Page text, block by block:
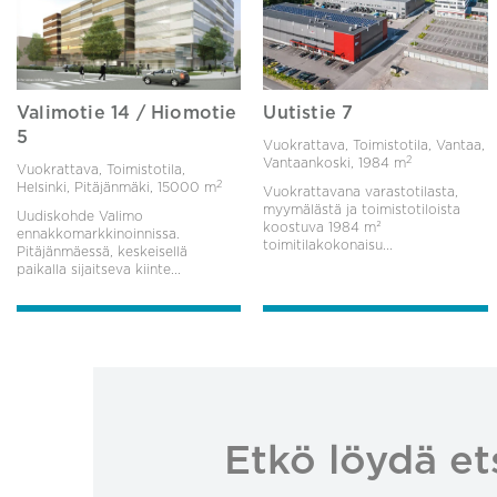
Valimotie 14 / Hiomotie
5
Vuokrattava, Toimistotila,
Helsinki, Pitäjänmäki, 15000 m2
Uudiskohde Valimo
ennakkomarkkinoinnissa.
Pitäjänmäessä, keskeisellä
paikalla sijaitseva kiinte...
Uutistie 7
Vuokrattava, Toimistotila, Vantaa,
Vantaankoski,1984 m2
Vuokrattavana varastotilasta,
myymälästä ja toimistotiloista
koostuva 1984 m²
toimitilakokonaisu...
Etkö löydä